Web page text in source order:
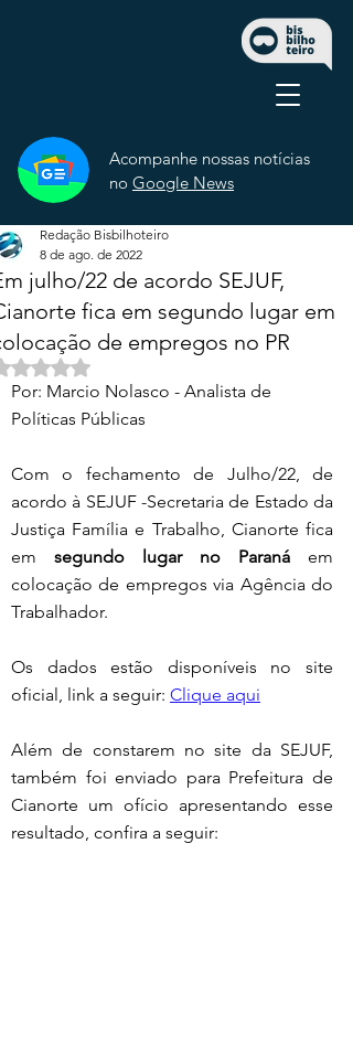
Acompanhe nossas notícias
no Google News
julho/22 de acordo SEJUF,
fica em segundo lugar em
de empregos no PR
Redação Bisbilhoteiro
8 de ago. de 2022
Avaliado com NaN de 5 estrelas.
Por: Marcio Nolasco - Analista de
Políticas Públicas
Com o fechamento de Julho/22, de
acordo à SEJUF -Secretaria de Estado da
Justiça Família e Trabalho, Cianorte fica
em segundo lugar no Paraná em
colocação de empregos via Agência do
Trabalhador.
Os dados estão disponíveis no site
oficial, link a seguir: Clique aqui
Além de constarem no site da SEJUF,
também foi enviado para Prefeitura de
Cianorte um ofício apresentando esse
resultado, confira a seguir: